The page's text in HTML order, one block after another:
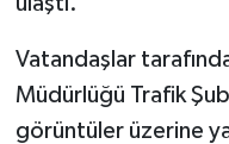
Vatandaşlar
Müdürlüğü Trafik
görüntüler üzerine